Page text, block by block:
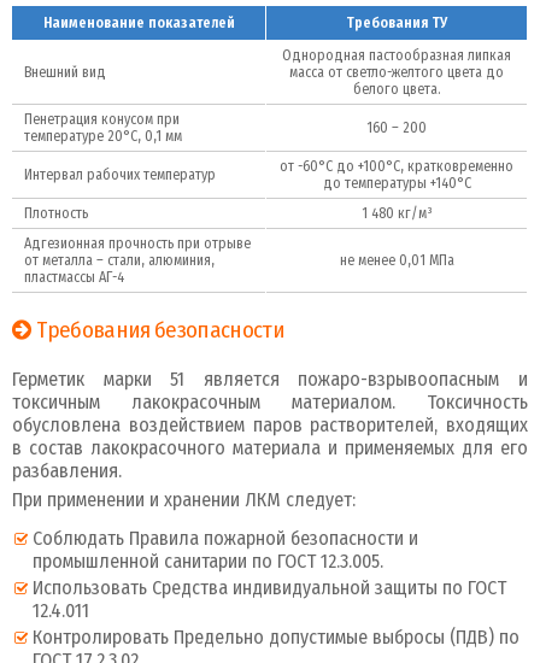
Наименование показателей Требования ТУ
Внешний вид
Однородная пастообразная липкая
масса от светло-желтого цвета до
белого цвета.
Пенетрация конусом при
температуре 20°С, 0,1 мм
160 – 200
Интервал рабочих температур
от -60°С до +100°С, кратковременно
до температуры +140°С
Плотность
1 480 кг/м³
Адгезионная прочность при отрыве
от металла – стали, алюминия,
пластмассы АГ-4
не менее 0,01 МПа
Требования безопасности
Герметик марки 51 является пожаро-взрывоопасным и
токсичным лакокрасочным материалом. Токсичность
обусловлена воздействием паров растворителей, входящих
в состав лакокрасочного материала и применяемых для его
разбавления.
При применении и хранении ЛКМ следует:
Соблюдать Правила пожарной безопасности и
промышленной санитарии по ГОСТ 12.3.005.
Использовать Средства индивидуальной защиты по ГОСТ
12.4.011
Контролировать Предельно допустимые выбросы (ПДВ) по